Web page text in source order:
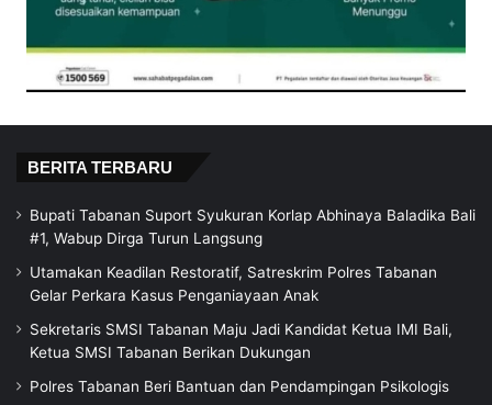
BERITA TERBARU
Bupati Tabanan Suport Syukuran Korlap Abhinaya Baladika Bali
#1, Wabup Dirga Turun Langsung
Utamakan Keadilan Restoratif, Satreskrim Polres Tabanan
Gelar Perkara Kasus Penganiayaan Anak
Sekretaris SMSI Tabanan Maju Jadi Kandidat Ketua IMI Bali,
Ketua SMSI Tabanan Berikan Dukungan
Polres Tabanan Beri Bantuan dan Pendampingan Psikologis